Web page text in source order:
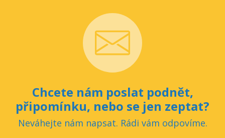
Chcete nám poslat podnět,
připomínku, nebo se jen zeptat?
Neváhejte nám napsat. Rádi vám odpovíme.